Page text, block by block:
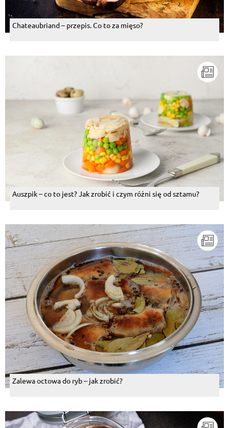
Chateaubriand – przepis. Co to za mięso?
Auszpik – co to jest? Jak zrobić i czym różni się od sztamu?
Zalewa octowa do ryb – jak zrobić?